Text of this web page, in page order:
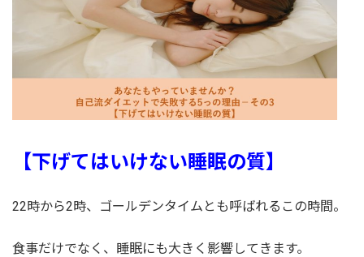
【下げてはいけない睡眠の質】
22時から2時、ゴールデンタイムとも呼ばれるこの時間。
食事だけでなく、睡眠にも大きく影響してきます。